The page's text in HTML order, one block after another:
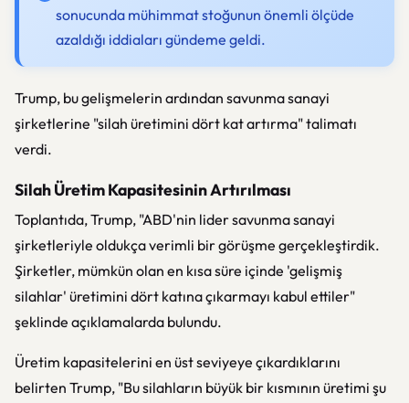
sonucunda mühimmat stoğunun önemli ölçüde
azaldığı iddiaları gündeme geldi.
Trump, bu gelişmelerin ardından savunma sanayi
şirketlerine "silah üretimini dört kat artırma" talimatı
verdi.
Silah Üretim Kapasitesinin Artırılması
Toplantıda, Trump, "ABD'nin lider savunma sanayi
şirketleriyle oldukça verimli bir görüşme gerçekleştirdik.
Şirketler, mümkün olan en kısa süre içinde 'gelişmiş
silahlar' üretimini dört katına çıkarmayı kabul ettiler"
şeklinde açıklamalarda bulundu.
Üretim kapasitelerini en üst seviyeye çıkardıklarını
belirten Trump, "Bu silahların büyük bir kısmının üretimi şu